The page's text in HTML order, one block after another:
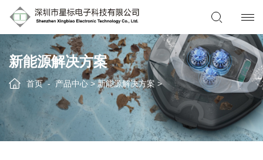
新能源解决方案
首页 产品中心 > 新能源解决方案 >